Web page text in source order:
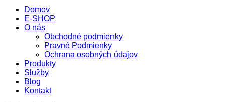
Domov
E-SHOP
O nás
Obchodné podmienky
Pravné Podmienky
Ochrana osobných údajov
Produkty
Služby
Blog
Kontakt